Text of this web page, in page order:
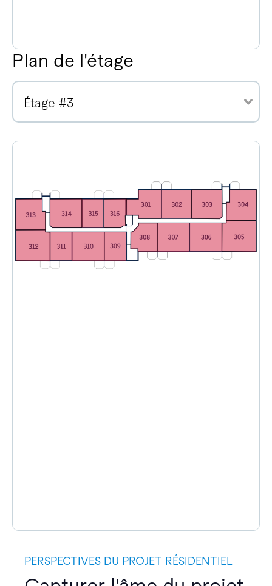
Plan de l'étage
Étage #3
PERSPECTIVES DU PROJET RÉSIDENTIEL